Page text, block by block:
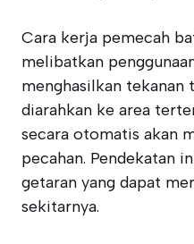
Cara kerja pemecah
melibatkan
menghasilkan tekanan
diarahkan ke area
secara otomatis akan
pecahan. Pendekatan
getaran yang dapat
sekitarnya.